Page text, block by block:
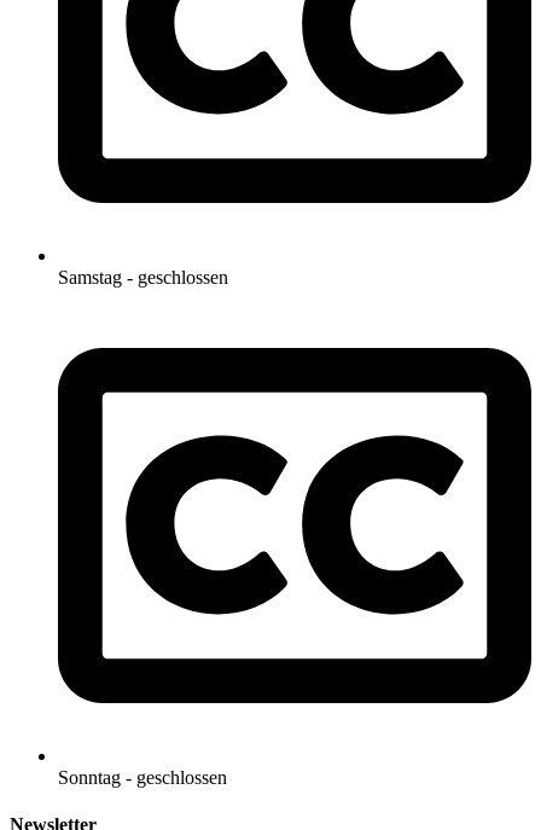
Samstag - geschlossen
Sonntag - geschlossen
Newsletter